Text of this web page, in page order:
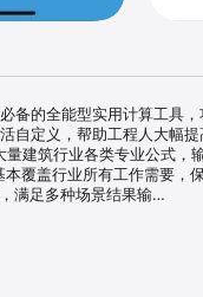
备的全能型实用计算工具
自定义，帮助工程人大幅
建筑行业各类专业公式，
覆盖行业所有工作需要，
满足多种场景结果输
件支持各种复杂函数以及